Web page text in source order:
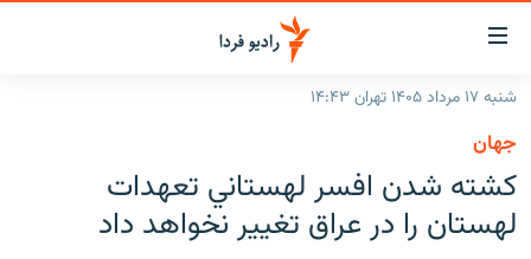
لینک‌های
قابلیت
دسترسی
بازگشت
به
منوی
اصلی
ایران
شنبه ۱۷ مرداد ۱۴۰۵ تهران ۱۴:۴۳
جهان
كشته شدن افسر لهستاني تعهدات
لهستان را در عراق تغيير نخواهد داد